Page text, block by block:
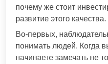
почему же стоит
развитие этого качества.
Во-первых,
понимать людей. Когда
начинаете замечать не